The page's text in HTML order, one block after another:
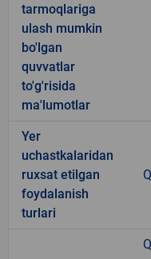
tarmoqlariga
ulash mumkin
bo'lgan
quvvatlar
to'g'risida
ma'lumotlar
Yer
uchastkalaridan
ruxsat etilgan
foydalanish
turlari